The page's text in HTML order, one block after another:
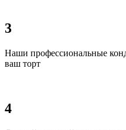
3
Наши профессиональные
ваш торт
4